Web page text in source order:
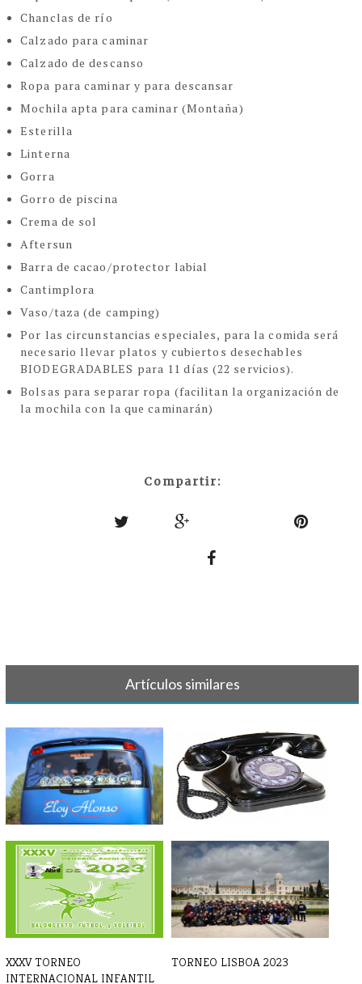
Chanclas de río
Calzado para caminar
Calzado de descanso
Ropa para caminar y para descansar
Mochila apta para caminar (Montaña)
Esterilla
Linterna
Gorra
Gorro de piscina
Crema de sol
Aftersun
Barra de cacao/protector labial
Cantimplora
Vaso/taza(de camping)
Por las circunstancias especiales, para la comida será
necesario llevar platos y cubiertos desechables
BIODEGRADABLES para 11 días (22 servicios).
Bolsas para separar ropa (facilitan la organización de
la mochila con la que caminarán)
Compartir:
Artículos similares
PRIMER TURNO 2023 -
SALIDA AUTOBUSE[...]
PRIMER TURNO 2023 -
TELÉFONOS DE CO[...]
XXXV TORNEO
INTERNACIONAL INFANTIL
TORNEO LISBOA 2023